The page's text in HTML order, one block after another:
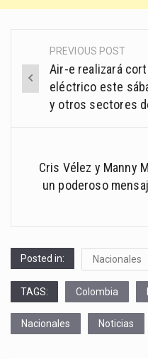
Post
navigation
PREVIOUS POST
Air-e realizará
eléctrico este
y otros sectores
Cris Vélez y Manny
un poderoso
Posted in: Nacionales
TAGS: Colombia
Nacionales Noticias